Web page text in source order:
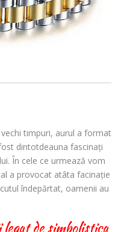
timpuri, aurul a format
dintotdeauna fascinaţi
În cele ce urmează vom
a provocat atâta facinație
îndepărtat, oamenii au
de simbolistica